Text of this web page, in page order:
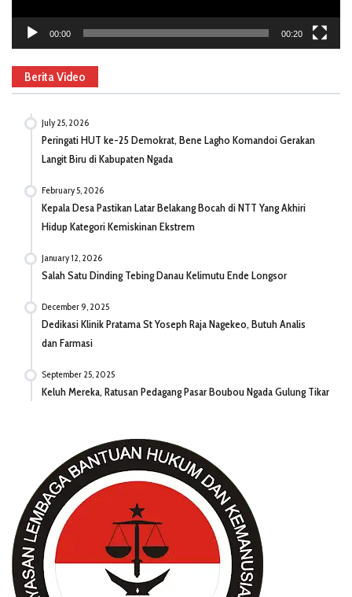
00:00 00:20
Berita Video
July 25, 2026
Peringati HUT ke-25 Demokrat, Bene Lagho Komandoi Gerakan
Langit Biru di Kabupaten Ngada
February 5, 2026
Kepala Desa Pastikan Latar Belakang Bocah di NTT Yang Akhiri
Hidup Kategori Kemiskinan Ekstrem
January 12, 2026
Salah Satu Dinding Tebing Danau Kelimutu Ende Longsor
December 9, 2025
Dedikasi Klinik Pratama St Yoseph Raja Nagekeo, Butuh Analis
dan Farmasi
September 25, 2025
Keluh Mereka, Ratusan Pedagang Pasar Boubou Ngada Gulung Tikar